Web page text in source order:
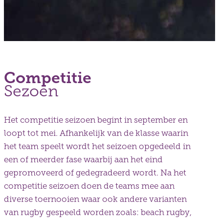
Competitie
Sezoen
Het competitie seizoen begint in september en
loopt tot mei. Afhankelijk van de klasse waarin
het team speelt wordt het seizoen opgedeeld in
een of meerder fase waarbij aan het eind
gepromoveerd of gedegradeerd wordt. Na het
competitie seizoen doen de teams mee aan
diverse toernooien waar ook andere varianten
van rugby gespeeld worden zoals: beach rugby,